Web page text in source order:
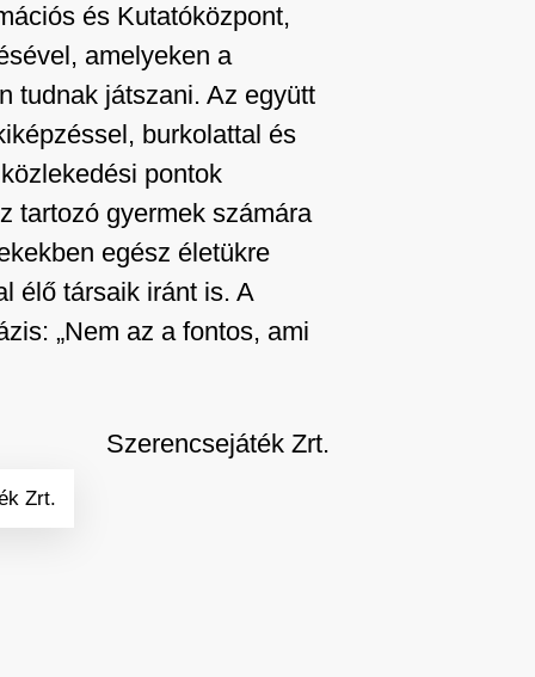
és Kutatóközpont,
amelyeken a
tudnak játszani. Az együtt
burkolattal és
pontok
tartozó gyermek számára
egész életükre
élő társaik iránt is. A
„Nem az a fontos, ami
Szerencsejáték Zrt.
Zrt.